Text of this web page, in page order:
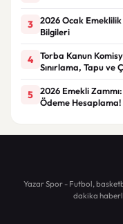
3
2026 Ocak
Bilgileri
4
Torba Kanun
Sınırlama, Tapu ve
5
2026 Emekli
Ödeme Hesaplama!
Yazar Spor - Futbol,
dakika